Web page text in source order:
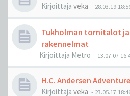
Kirjoittaja veka - 28.03.19
Tukholman tornitalot
rakennelmat
Kirjoittaja Metro - 13.07.07
H.C. Andersen
Kirjoittaja veka - 23.05.17